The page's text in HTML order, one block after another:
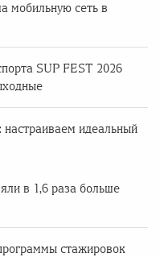
мобильную сеть в
SUP FEST 2026
идеальный
в 1,6 раза больше
стажировок